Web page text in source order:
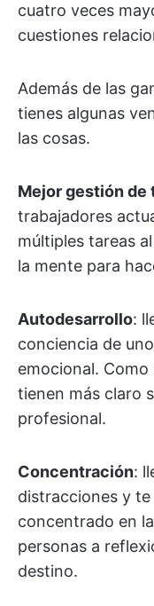
cuatro veces
cuestiones
Además de las
tienes algunas
las cosas.
Mejor gestión de
trabajadores
múltiples tareas
la mente para
Autodesarrollo:
conciencia de
emocional.
tienen más claro
profesional.
Concentración:
distracciones y
concentrado en
personas a
destino.